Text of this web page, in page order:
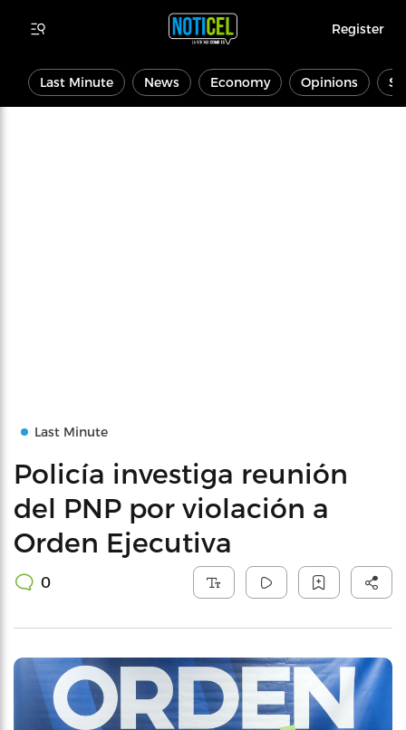
Register
Last Minute News Economy Opinions
Last Minute
Policía investiga reunión
del PNP por violación a
Orden Ejecutiva
0